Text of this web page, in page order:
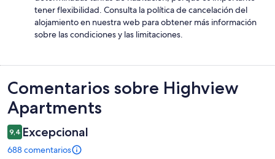
tener flexibilidad. Consulta la política de cancelación del
alojamiento en nuestra web para obtener más información
sobre las condiciones y las limitaciones.
Comentarios
Comentarios sobre Highview
Apartments
9,4 Excepcional
688 comentarios